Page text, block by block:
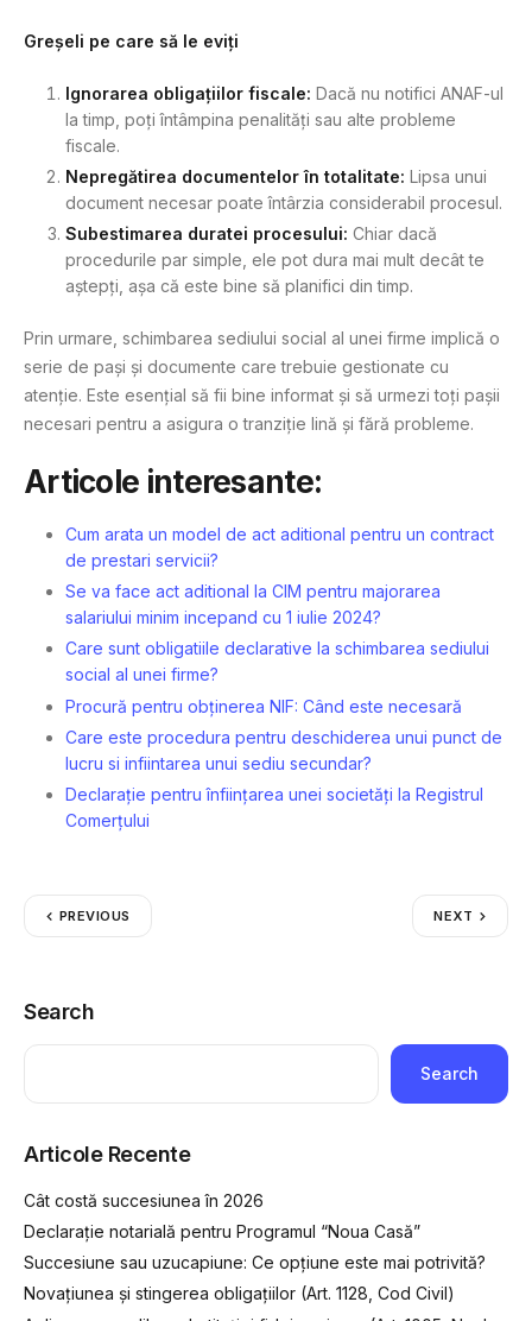
Greșeli pe care să le eviți
Ignorarea obligațiilor fiscale: Dacă nu notifici ANAF-ul
la timp, poți întâmpina penalități sau alte probleme
fiscale.
Nepregătirea documentelor în totalitate: Lipsa unui
document necesar poate întârzia considerabil procesul.
Subestimarea duratei procesului: Chiar dacă
procedurile par simple, ele pot dura mai mult decât te
aștepți, așa că este bine să planifici din timp.
Prin urmare, schimbarea sediului social al unei firme implică o
serie de pași și documente care trebuie gestionate cu
atenție. Este esențial să fii bine informat și să urmezi toți pașii
necesari pentru a asigura o tranziție lină și fără probleme.
Articole interesante:
Cum arata un model de act aditional pentru un contract
de prestari servicii?
Se va face act aditional la CIM pentru majorarea
salariului minim incepand cu 1 iulie 2024?
Care sunt obligatiile declarative la schimbarea sediului
social al unei firme?
Procură pentru obținerea NIF: Când este necesară
Care este procedura pentru deschiderea unui punct de
lucru si infiintarea unui sediu secundar?
Declarație pentru înființarea unei societăți la Registrul
Comerțului
PREVIOUS NEXT
Search
Search
Articole Recente
Cât costă succesiunea în 2026
Declarație notarială pentru Programul “Noua Casă”
Succesiune sau uzucapiune: Ce opțiune este mai potrivită?
Novațiunea și stingerea obligațiilor (Art. 1128, Cod Civil)